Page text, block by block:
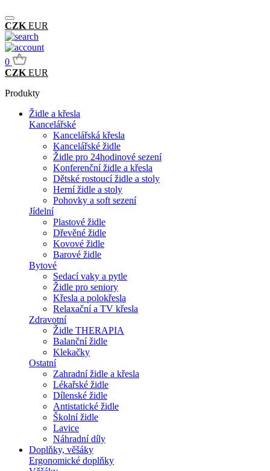
CZK EUR
0
CZK EUR
Produkty
Židle a křesla
Kancelářské
Kancelářská křesla
Kancelářské židle
Židle pro 24hodinové sezení
Konferenční židle a křesla
Dětské rostoucí židle a stoly
Herní židle a stoly
Pohovky a soft sezení
Jídelní
Plastové židle
Dřevěné židle
Kovové židle
Barové židle
Bytové
Sedací vaky a pytle
Židle pro seniory
Křesla a polokřesla
Relaxační a TV křesla
Zdravotní
Židle THERAPIA
Balanční židle
Klekačky
Ostatní
Zahradní židle a křesla
Lékařské židle
Dílenské židle
Antistatické židle
Školní židle
Lavice
Náhradní díly
Doplňky, věšáky
Ergonomické doplňky